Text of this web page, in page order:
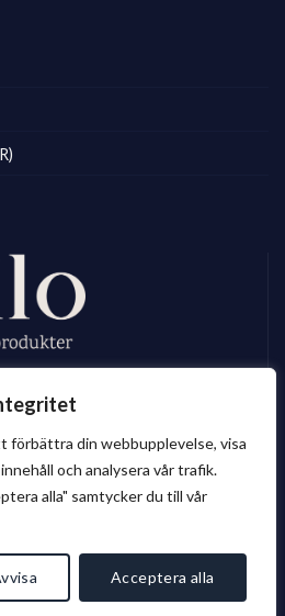
förbättra din webbupplevelse, visa
och analysera vår trafik.
alla" samtycker du till vår
Acceptera alla
material till privatperson och företag.